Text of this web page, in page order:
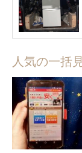
人気の一括